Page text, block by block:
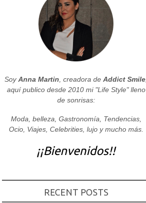
SoyAnna Martin , creadora de Addict Smile
aquí publico desde 2010 mi "Life Style" lleno
de sonrisas:
Moda, belleza, Gastronomía, Tendencias,
Ocio, Viajes, Celebrities, lujo y mucho más.
¡¡Bienvenidos!!
RECENT POSTS